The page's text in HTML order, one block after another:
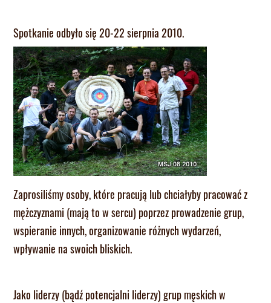
Spotkanie odbyło się 20-22 sierpnia 2010.
Zaprosiliśmy osoby, które pracują lub chciałyby pracować z
mężczyznami (mają to w sercu) poprzez prowadzenie grup,
wspieranie innych, organizowanie różnych wydarzeń,
wpływanie na swoich bliskich.
Jako liderzy (bądź potencjalni liderzy) grup męskich w